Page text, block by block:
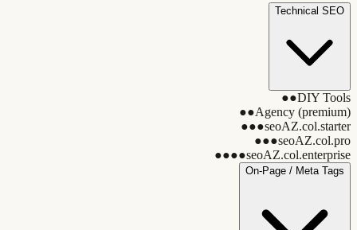
Technical SEO
DIY Tools
●●
Agency (premium)
●●
seoAZ.col.starter
●●●
seoAZ.col.pro
●●●
seoAZ.col.enterprise
●●●●
On-Page / Meta Tags